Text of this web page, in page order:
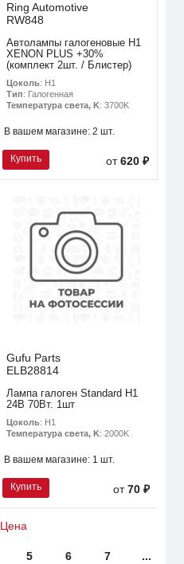
Ring Automotive
RW848
Автолампы галогеновые H1
XENON PLUS +30%
(комплект 2шт. / Блистер)
Цоколь: H1
Тип: Галогенная
Температура света, K: 3700K
В вашем магазине: 2 шт.
Купить от620 ₽
Gufu Parts
ELB28814
Лампа галоген Standard H1
24В 70Вт. 1шт
Цоколь: H1
Температура света, K: 2000K
В вашем магазине: 1 шт.
Купить от70 ₽
Цена
5 6 7 ...